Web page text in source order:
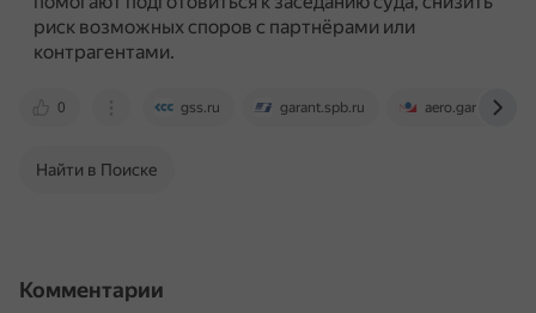
риск возможных споров с партнёрами или
контрагентами.
0 gss.ru garant.spb.ru aero.garant.ru
Найти в Поиске
Комментарии